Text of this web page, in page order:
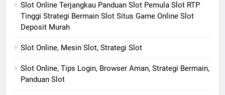
Slot Online Terjangkau Panduan Slot Pemula Slot RTP
Tinggi Strategi Bermain Slot Situs Game Online Slot
Deposit Murah
Slot Online, Mesin Slot, Strategi Slot
Slot Online, Tips Login, Browser Aman, Strategi Bermain,
Panduan Slot